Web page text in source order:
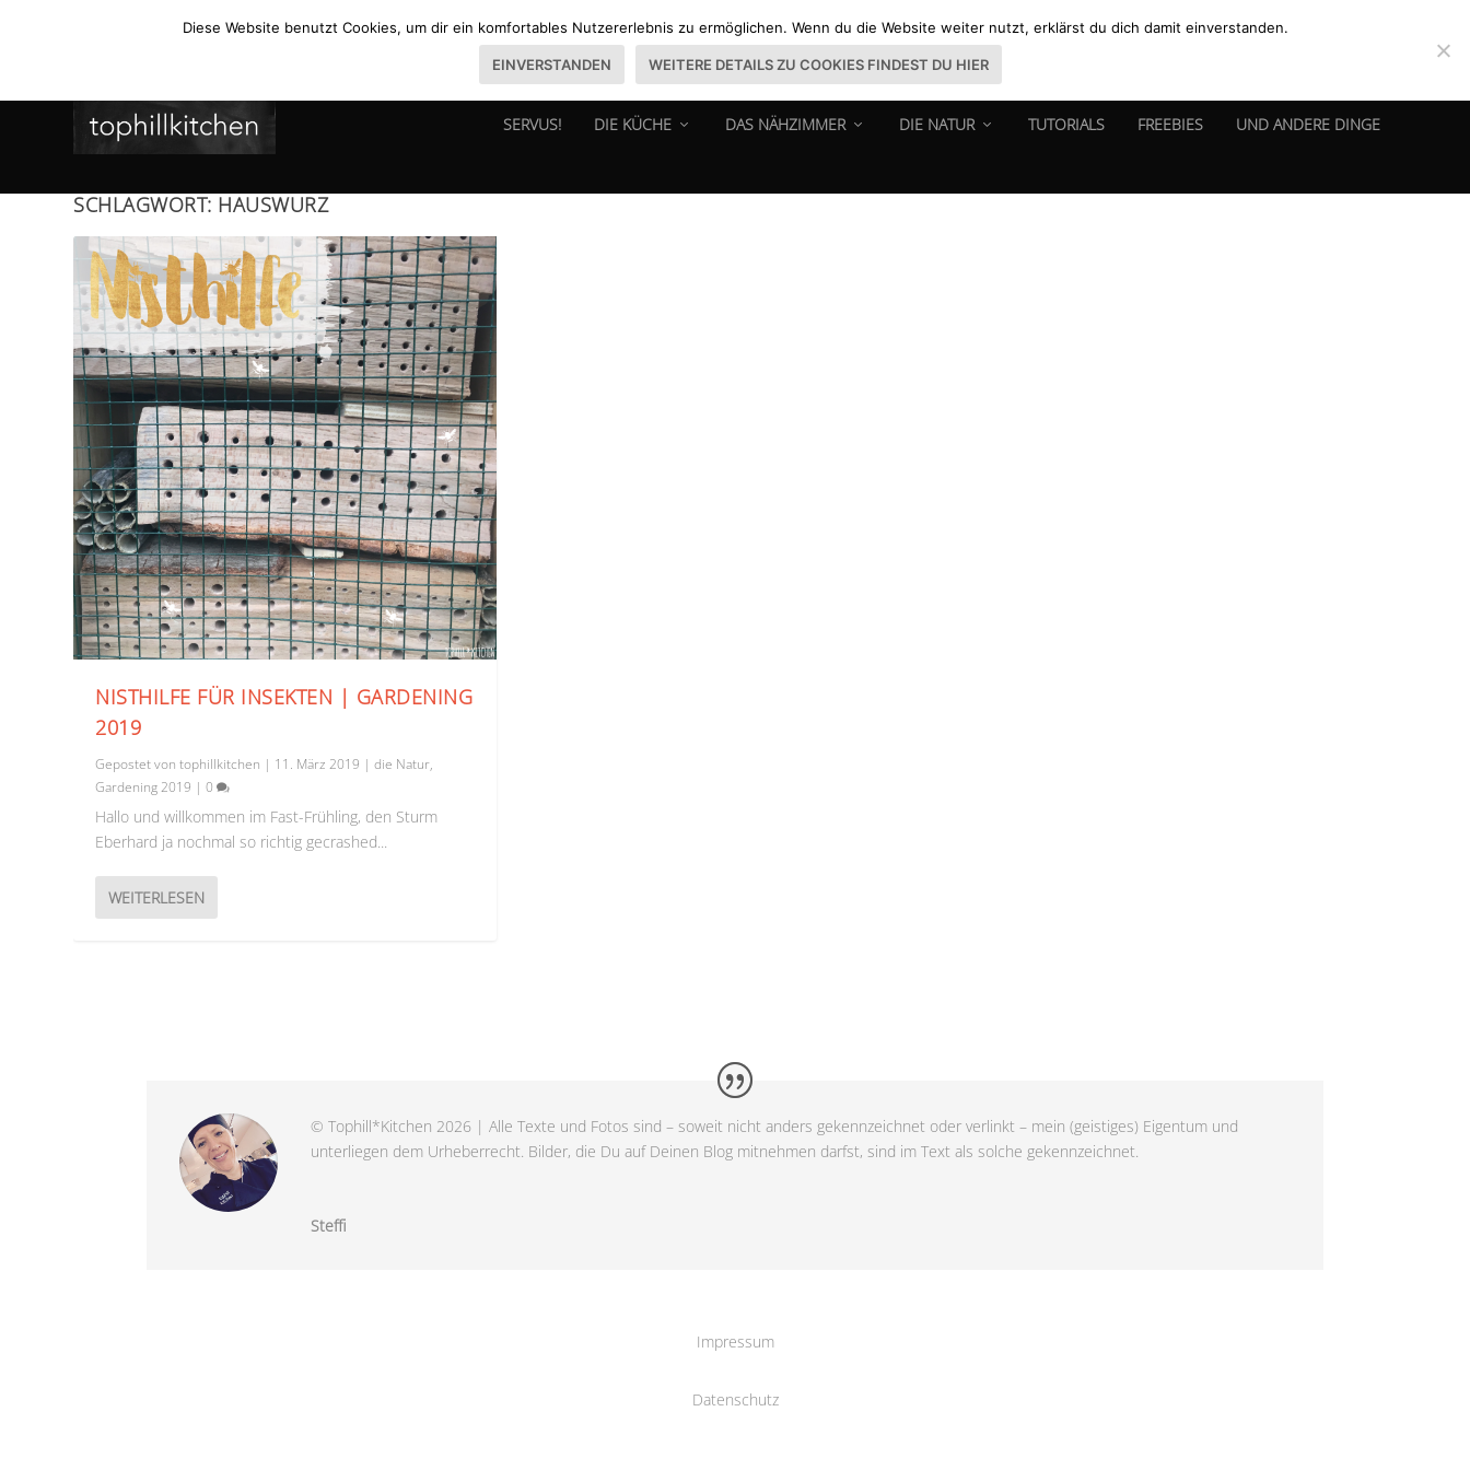
SERVUS! DIE KÜCHE DAS NÄHZIMMER DIE NATUR TUTORIALS FREEBIES UND ANDERE DINGE
SCHLAGWORT: HAUSWURZ
NISTHILFE FÜR INSEKTEN | GARDENING
2019
Gepostet vontophillkitchen | 11. März 2019 |die Natur,
Gardening 2019 |0
Hallo und willkommen im Fast-Frühling, den Sturm
Eberhard ja nochmal so richtig gecrashed...
WEITERLESEN
© Tophill*Kitchen 2026 | Alle Texte und Fotos sind – soweit nicht anders gekennzeichnet oder verlinkt – mein (geistiges) Eigentum und
unterliegen dem Urheberrecht. Bilder, die Du auf Deinen Blog mitnehmen darfst, sind im Text als solche gekennzeichnet.
Steffi
Impressum
Datenschutz
Diese Website benutzt Cookies, um dir ein komfortables Nutzererlebnis zu ermöglichen. Wenn du die Website weiter nutzt, erklärst du dich damit einverstanden.
EINVERSTANDEN WEITERE DETAILS ZU COOKIES FINDEST DU HIER